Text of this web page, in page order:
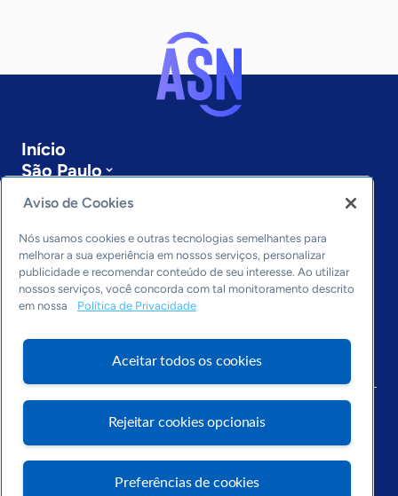
Início
São Paulo
Últimas notícias
Entre em contato
Editorias
Economia & Política
Inovação & Tecnologia
Arquivo
Aviso de Cookies
Nós usamos cookies e outras tecnologias semelhantes para
melhorar a sua experiência em nossos serviços, personalizar
publicidade e recomendar conteúdo de seu interesse. Ao utilizar
nossos serviços, você concorda com tal monitoramento descrito
em nossa
Política de Privacidade
Aceitar todos os cookies
Rejeitar cookies opcionais
Preferências de cookies